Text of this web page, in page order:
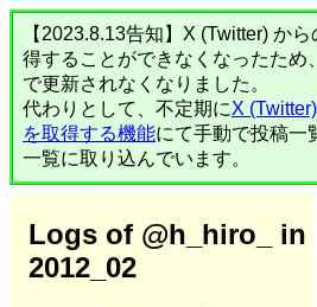
【2023.8.13告知】X (Twitter) か
得することができなくなったため
で更新されなくなりました。
代わりとして、不定期にX
を取得する機能にて手動で投稿一
一覧に取り込んでいます。
Logs of @h_hiro_ in
2012_02